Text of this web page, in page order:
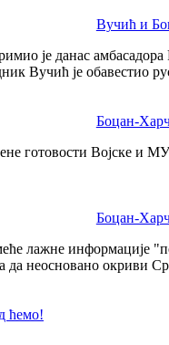
Вучић и
је данас амбасадора
Вучић је обавестио
Боцан-
готовости Војске и
Боцан-
лажне информације
да неосновано окриви
ћемо!